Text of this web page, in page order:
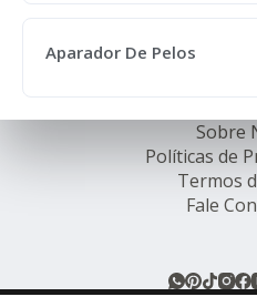
Aparador De Pelos
Sobre
Políticas de
Termos
Fale
© Rede de Ofertas Online -